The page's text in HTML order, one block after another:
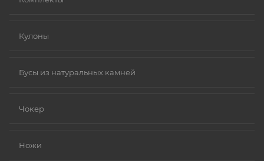
Кулоны
Бусы из натуральных камней
Чокер
Ножи